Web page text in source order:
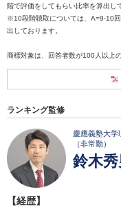
階で評価をしてもらい比率を算出し
※10段階聴取については、A=9-10
出しております。
商標対象は、回答者数が100人以上の
ランキング監修
慶應義塾大学
（非常勤）
鈴木秀
【経歴】